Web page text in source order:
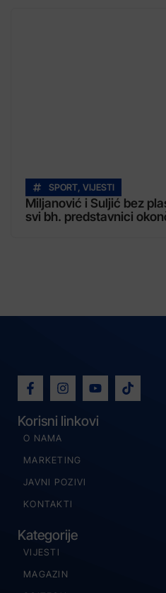
SPORT, VIJESTI
Miljanović i Suljić bez
svi bh. predstavnici
Korisni linkovi
O NAMA
MARKETING
JAVNI POZIVI
KONTAKTI
Kategorije
VIJESTI
MAGAZIN